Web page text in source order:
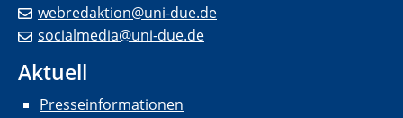
webredaktion@uni-due.de
socialmedia@uni-due.de
Aktuell
Presseinformationen